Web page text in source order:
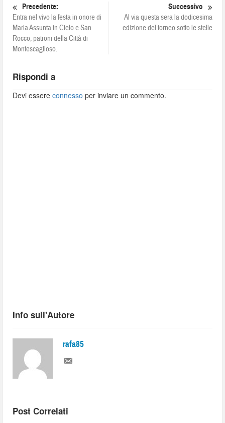
Precedente:
Entra nel vivo la festa in onore di
Maria Assunta in Cielo e San
Rocco, patroni della Città di
Montescaglioso.
Successivo
Al via questa sera la dodicesima
edizione del torneo sotto le stelle
Rispondi a
Devi essereconnesso per inviare un commento.
Info sull'Autore
rafa85
Post Correlati